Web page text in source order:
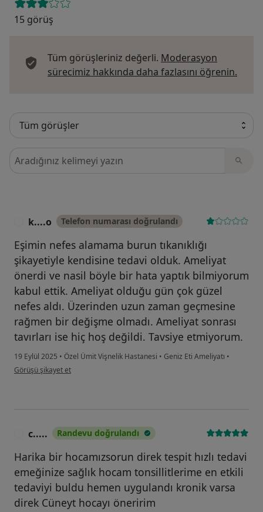
15 görüş
Tüm görüşleriniz değerli. Moderasyon
sürecimiz hakkında daha fazlasını öğrenin.
Görüşler içerisinde ara
k....o Telefon numarası doğrulandı
Eşimin nefes alamama burun tıkanıklığı
şikayetiyle kendisine tedavi olduk. Ameliyat
önerdi ve nasil böyle bir hata yaptık bilmiyorum
kabul ettik. Ameliyat olduğu gün çok güzel
nefes aldı. Üzerinden uzun zaman geçmesine
rağmen bir değişme olmadı. Ameliyat sonrası
tavırları ise hiç hoş değildi. Tavsiye etmiyorum.
19 Eylül 2025 • Özel Ümit Vişnelik Hastanesi • Geniz Eti Ameliyatı •
kullanıcının görüşüne göre k....o
Görüşü şikayet et
c..... Randevu doğrulandı
Harika bir hocamızsorun direk tespit hızlı tedavi
emeğinize sağlık hocam tonsillitlerime en etkili
tedaviyi buldu hemen uygulandı kronik varsa
direk Cüneyt hocayı öneririm